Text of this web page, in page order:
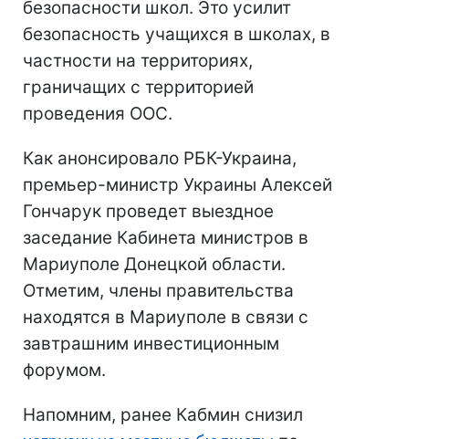
безопасности школ. Это усилит
безопасность учащихся в школах, в
частности на территориях,
граничащих с территорией
проведения ООС.
Как анонсировало РБК-Украина,
премьер-министр Украины Алексей
Гончарук проведет выездное
заседание Кабинета министров в
Мариуполе Донецкой области.
Отметим, члены правительства
находятся в Мариуполе в связи с
завтрашним инвестиционным
форумом.
Напомним, ранее Кабмин снизил